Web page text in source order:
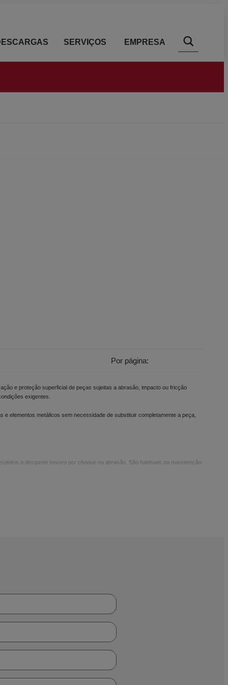
SERVIÇOS EMPRESA
Por página:
e proteção superficial de peças sujeitas a abrasão, impacto ou fricção
exigentes.
elementos metálicos sem necessidade de substituir completamente a peça,
a desgaste severo por choque ou abrasão. São habituais na manutenção
base.